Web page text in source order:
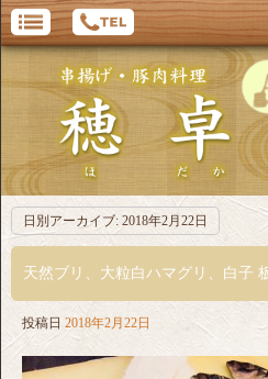
日別アーカイブ: 2018年2月22日
天然ブリ、大粒白ハマグリ、白子
投稿日 2018年2月22日